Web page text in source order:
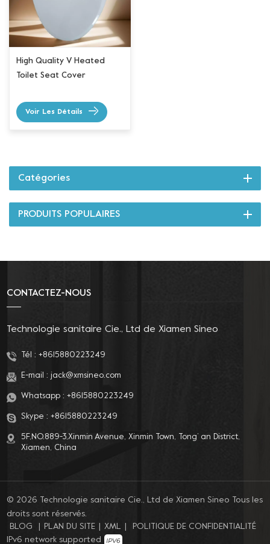
High Quality V Heated
Toilet Seat Cover
Voir Les Détails
Catégories
PRODUITS POPULAIRES
CONTACTEZ-NOUS
Technologie sanitaire Cie., Ltd de Xiamen Sineo
Tél : +8615880223249
E-mail : jack@xmsineo.com
Whatsapp : +8615880223249
Skype : +8615880223249
5F,NO.889-3,Xinmin Avenue, Xinmin Town, Tong’ an District,
Xiamen, China
© 2026 Technologie sanitaire Cie., Ltd de Xiamen Sineo Tous les
droits sont réservés.
BLOG
PLAN DU SITE XML
POLITIQUE DE CONFIDENTIALITÉ
IPv6 network supported